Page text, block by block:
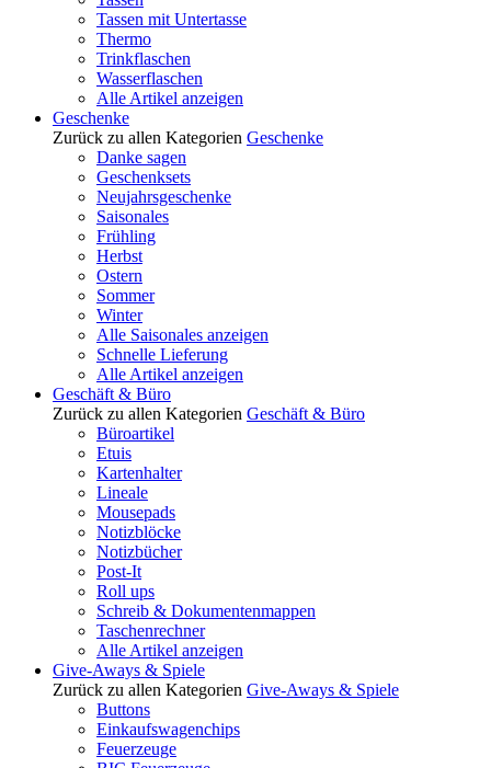
Tassen mit Untertasse
Thermo
Trinkflaschen
Wasserflaschen
Alle Artikel anzeigen
Geschenke
Zurück zu allen Kategorien Geschenke
Danke sagen
Geschenksets
Neujahrsgeschenke
Saisonales
Frühling
Herbst
Ostern
Sommer
Winter
Alle Saisonales anzeigen
Schnelle Lieferung
Alle Artikel anzeigen
Geschäft & Büro
Zurück zu allen Kategorien Geschäft & Büro
Büroartikel
Etuis
Kartenhalter
Lineale
Mousepads
Notizblöcke
Notizbücher
Post-It
Roll ups
Schreib & Dokumentenmappen
Taschenrechner
Alle Artikel anzeigen
Give-Aways & Spiele
Zurück zu allen Kategorien Give-Aways & Spiele
Buttons
Einkaufswagenchips
Feuerzeuge